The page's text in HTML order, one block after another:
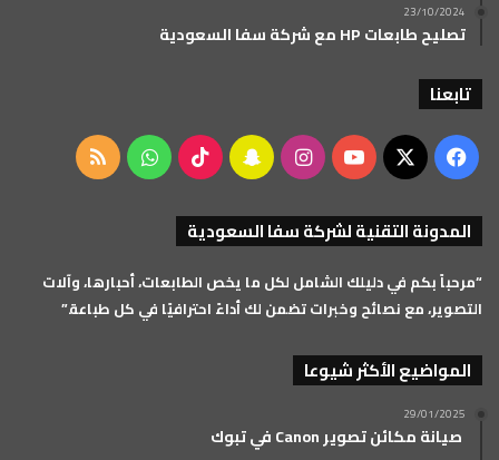
23/10/2024
تصليح طابعات HP مع شركة سفا السعودية
تابعنا
فيسبوك
‫X
‫YouTubeانستقرامسناب ‫TikTok واتساب ملخص
المدونة التقنية لشركة سفا السعودية
“مرحباً بكم في دليلك الشامل لكل ما يخص الطابعات، أحبارها، وآلات
التصوير، مع نصائح وخبرات تضمن لك أداءً احترافيًا في كل طباعة.”
المواضيع الأكثر شيوعا
29/01/2025
صيانة مكائن تصوير Canon في تبوك